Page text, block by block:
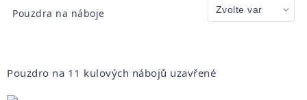
Pouzdra na náboje
Pouzdro na 11 kulových nábojů uzavřené